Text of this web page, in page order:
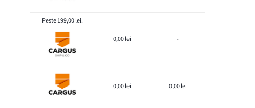
Peste 199,00 lei:
0,00 lei -
0,00 lei 0,00 lei